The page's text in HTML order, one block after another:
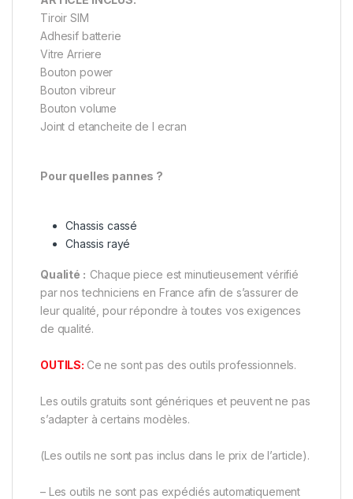
Tiroir SIM
Adhesif batterie
Vitre Arriere
Bouton power
Bouton vibreur
Bouton volume
Joint d etancheite de l ecran
Pour quelles pannes ?
Chassis cassé
Chassis rayé
Qualité : Chaque piece est minutieusement vérifié
par nos techniciens en France afin de s’assurer de
leur qualité, pour répondre à toutes vos exigences
de qualité.
OUTILS: Ce ne sont pas des outils professionnels.
Les outils gratuits sont génériques et peuvent ne pas
s’adapter à certains modèles.
(Les outils ne sont pas inclus dans le prix de l’article).
– Les outils ne sont pas expédiés automatiquement